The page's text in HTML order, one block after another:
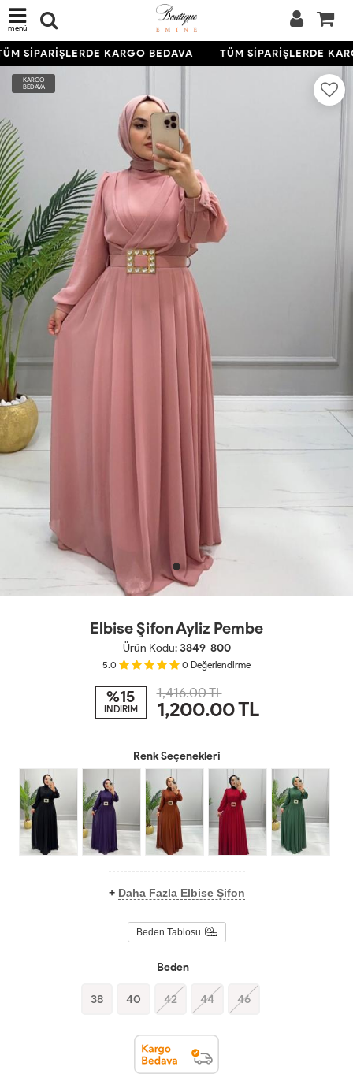
menü
SİPARİŞLERDE KARGO BEDAVA TÜM SİPARİŞLERDE
KARGO
BEDAVA
Elbise Şifon Ayliz Pembe
Ürün Kodu:3849-800
5.0 0 Değerlendirme
%15
İNDİRİM
1,416.00 TL
1,200.00TL
Renk Seçenekleri
+ Daha Fazla Elbise Şifon
Beden Tablosu
Beden
38 40 42 44 46